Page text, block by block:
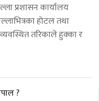
प्रशासन कार्यालय
होटल तथा
तरिकाले हुक्का र
?